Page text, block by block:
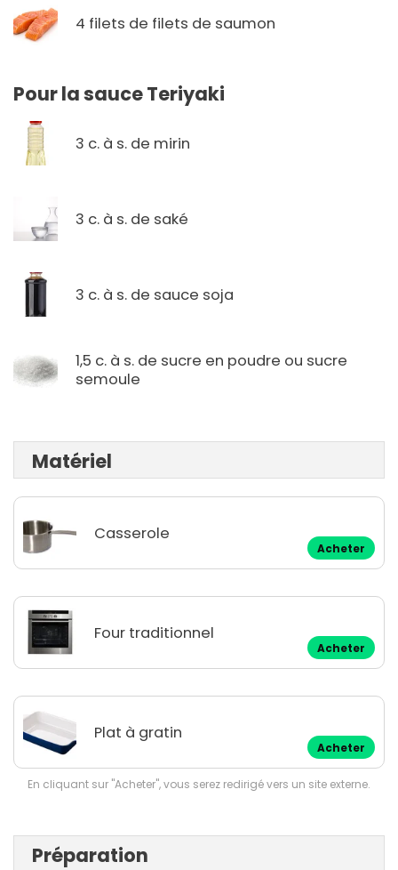
4 filets de filets de saumon
Pour la sauce Teriyaki
3 c. à s. de mirin
3 c. à s. de saké
3 c. à s. de sauce soja
1,5 c. à s. de sucre en poudre ou sucre
semoule
Matériel
Casserole
Acheter
Four traditionnel
Acheter
Plat à gratin
Acheter
En cliquant sur "Acheter", vous serez redirigé vers un site externe.
Préparation